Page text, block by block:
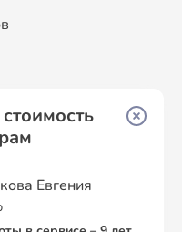
Евгения